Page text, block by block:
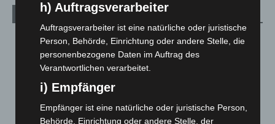
Kategorien
Blaulicht
2.799
Corona-News
Langenhagen und Ortsteile
Leserbriefe
h) Auftragsverarbeiter
Auftragsverarbeiter ist eine natürliche oder juristische
Person, Behörde, Einrichtung oder andere Stelle, die
personenbezogene Daten im Auftrag des
Verantwortlichen verarbeitet.
i) Empfänger
Empfänger ist eine natürliche oder juristische Person,
Behörde, Einrichtung oder andere Stelle, der